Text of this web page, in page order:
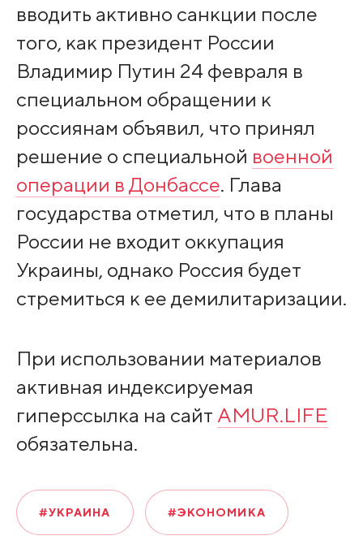
вводить активно санкции после
того, как президент России
Владимир Путин 24 февраля в
специальном обращении к
россиянам объявил, что принял
решение о специальной военной
операции в Донбассе. Глава
государства отметил, что в планы
России не входит оккупация
Украины, однако Россия будет
стремиться к ее демилитаризации.
При использовании материалов
активная индексируемая
гиперссылка на сайт AMUR.LIFE
обязательна.
#УКРАИНА #ЭКОНОМИКА